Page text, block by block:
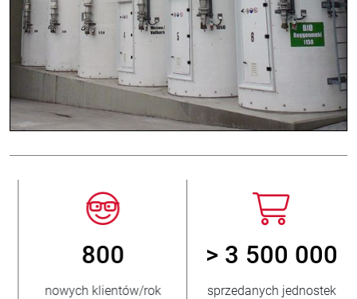
800
nowych klientów/rok
> 3 500 000
sprzedanych jednostek